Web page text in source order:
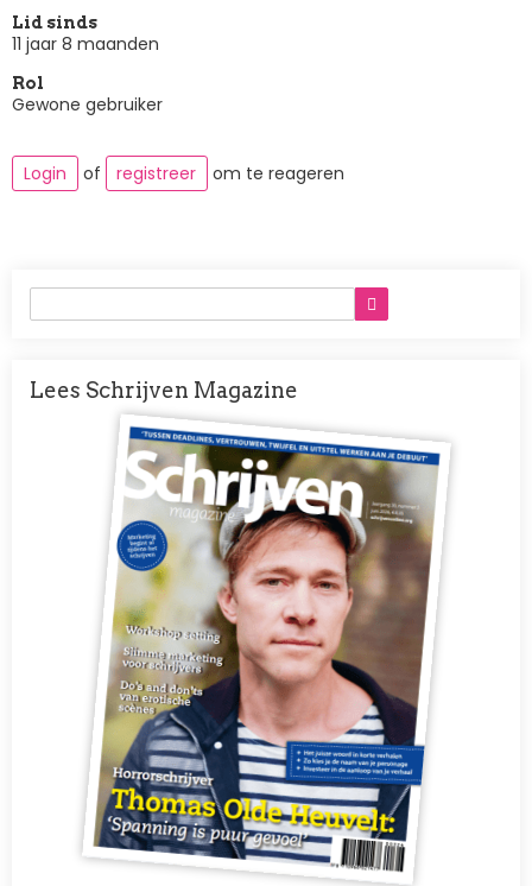
Lid sinds
11 jaar 8 maanden
Rol
Gewone gebruiker
Login of registreer om te reageren
Lees Schrijven Magazine
Afbeelding